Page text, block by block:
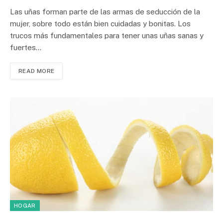
Las uñas forman parte de las armas de seducción de la
mujer, sobre todo están bien cuidadas y bonitas. Los
trucos más fundamentales para tener unas uñas sanas y
fuertes…
READ MORE
HOGAR